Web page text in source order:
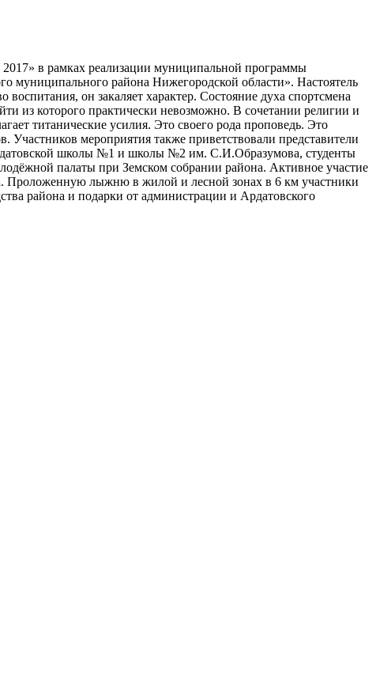
в рамках реализации муниципальной программы
муниципального района Нижегородской области». Настоятель
он закаляет характер. Состояние духа спортсмена
из которого практически невозможно. В сочетании религии и
титанические усилия. Это своего рода проповедь. Это
мероприятия также приветствовали представители
школы №1 и школы №2 им. С.И.Образумова, студенты
палаты при Земском собрании района. Активное участие
Проложенную лыжню в жилой и лесной зонах в 6 км участники
района и подарки от администрации и Ардатовского